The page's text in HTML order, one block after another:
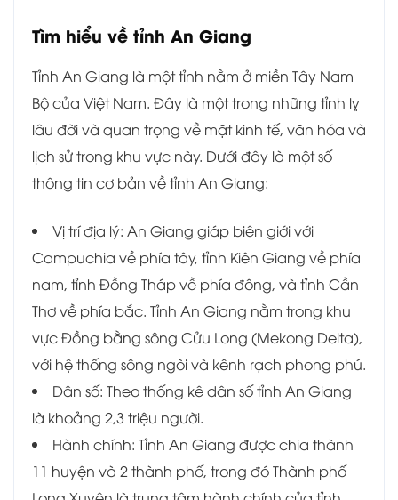
Tìm hiểu về tỉnh An Giang
Tỉnh An Giang là một tỉnh nằm ở miền Tây Nam
Bộ của Việt Nam. Đây là một trong những tỉnh lỵ
lâu đời và quan trọng về mặt kinh tế, văn hóa và
lịch sử trong khu vực này. Dưới đây là một số
thông tin cơ bản về tỉnh An Giang:
Vị trí địa lý: An Giang giáp biên giới với
Campuchia về phía tây, tỉnh Kiên Giang về phía
nam, tỉnh Đồng Tháp về phía đông, và tỉnh Cần
Thơ về phía bắc. Tỉnh An Giang nằm trong khu
vực Đồng bằng sông Cửu Long (Mekong Delta),
với hệ thống sông ngòi và kênh rạch phong phú.
Dân số: Theo thống kê dân số tỉnh An Giang
là khoảng 2,3 triệu người.
Hành chính: Tỉnh An Giang được chia thành
11 huyện và 2 thành phố, trong đó Thành phố